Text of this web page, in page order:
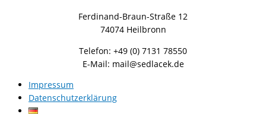
Ferdinand-Braun-Straße 12
74074 Heilbronn
Telefon: +49 (0) 7131 78550
E-Mail: mail@sedlacek.de
Impressum
Datenschutzerklärung